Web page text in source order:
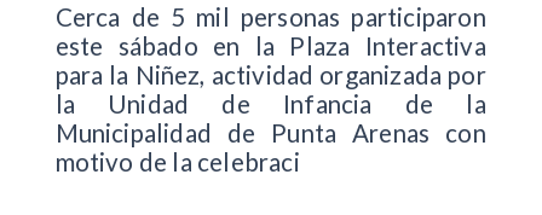
Cerca de 5 mil personas participaron
este sábado en la Plaza Interactiva
para la Niñez, actividad organizada por
la Unidad de Infancia de la
Municipalidad de Punta Arenas con
motivo de la celebraci